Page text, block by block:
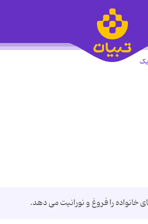
را فروغ و نورانیت می دهد.